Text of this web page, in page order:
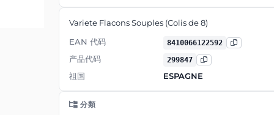
Variete Flacons Souples (Colis de 8)
EAN 代码
8410066122592
产品代码 299847
祖国 ESPAGNE
分類